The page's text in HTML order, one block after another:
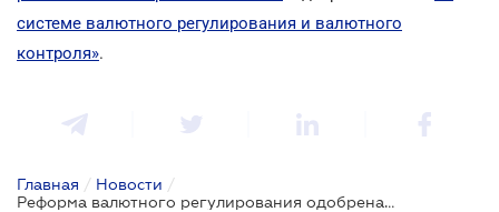
системе валютного регулирования и валютного
контроля».
Главная / Новости /
Реформа валютного регулирования одобрена парламентом